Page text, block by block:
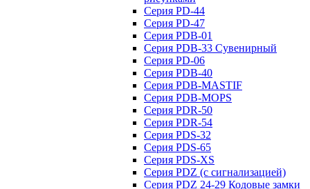
Серия PD-44
Серия PD-47
Серия PDB-01
Серия PDB-33 Сувенирный
Серия PD-06
Серия PDB-40
Серия PDB-MASTIF
Серия PDB-MOPS
Серия PDR-50
Серия PDR-54
Серия PDS-32
Серия PDS-65
Серия PDS-XS
Серия PDZ (с сигнализацией)
Серия PDZ 24-29 Кодовые замки